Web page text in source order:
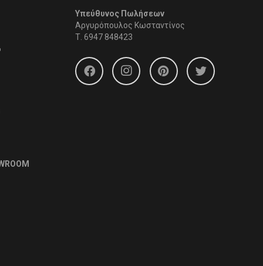
Υπεύθυνος Πωλήσεων
Αργυρόπουλος Κωσταντίνος
Τ. 6947 848423